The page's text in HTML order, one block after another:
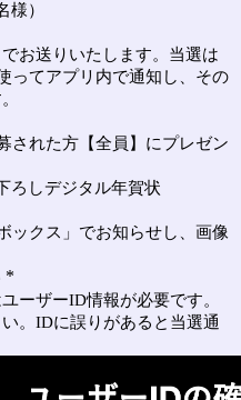
）
お送りいたします。当選は
ってアプリ内で通知し、その
された方【全員】にプレゼン
ろしデジタル年賀状
ックス」でお知らせし、画像
*
ーザーID情報が必要です。
。IDに誤りがあると当選通